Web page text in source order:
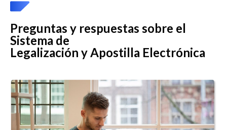
Preguntas y respuestas sobre el
Sistema de
Legalización y Apostilla Electrónica